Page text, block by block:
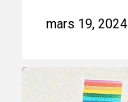
mars 19, 2024
L’ACLC